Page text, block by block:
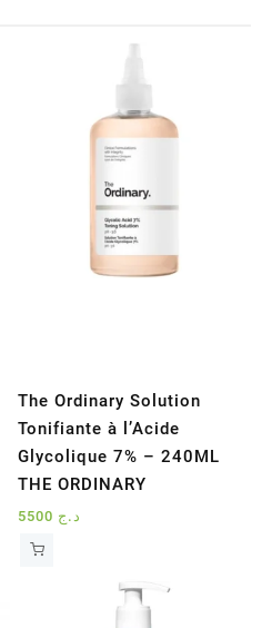
The Ordinary Solution
Tonifiante à l’Acide
Glycolique 7% – 240ML
THE ORDINARY
د.ج